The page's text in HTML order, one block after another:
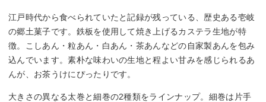
江戸時代から食べられていたと記録が残っている、歴史ある壱岐
の郷土菓子です。鉄板を使用して焼き上げるカステラ生地が特
徴。こしあん・粒あん・白あん・茶あんなどの自家製あんを包み
込んでいます。素朴な味わいの生地と程よい甘みを感じられるあ
んが、お茶うけにぴったりです。
大きさの異なる太巻と細巻の2種類をラインナップ。細巻は片手